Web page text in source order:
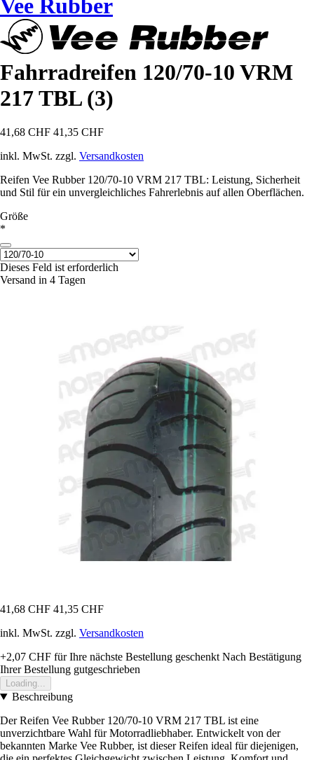
Vee Rubber
Fahrradreifen 120/70-10 VRM
217 TBL (3)
41,68 CHF 41,35 CHF
inkl. MwSt. zzgl. Versandkosten
Reifen Vee Rubber 120/70-10 VRM 217 TBL: Leistung, Sicherheit
und Stil für ein unvergleichliches Fahrerlebnis auf allen Oberflächen.
Größe
*
Dieses Feld ist erforderlich
Versand in 4 Tagen
41,68 CHF 41,35 CHF
inkl. MwSt. zzgl. Versandkosten
+2,07 CHF für Ihre nächste Bestellung geschenkt Nach Bestätigung
Ihrer Bestellung gutgeschrieben
Loading...
Beschreibung
Der Reifen Vee Rubber 120/70-10 VRM 217 TBL ist eine
unverzichtbare Wahl für Motorradliebhaber. Entwickelt von der
bekannten Marke Vee Rubber, ist dieser Reifen ideal für diejenigen,